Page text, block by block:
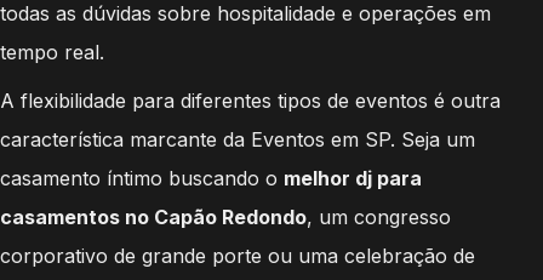
todas as dúvidas sobre hospitalidade e operações em
tempo real.
A flexibilidade para diferentes tipos de eventos é outra
característica marcante da Eventos em SP. Seja um
casamento íntimo buscando o melhor dj para
casamentos no Capão Redondo, um congresso
corporativo de grande porte ou uma celebração de